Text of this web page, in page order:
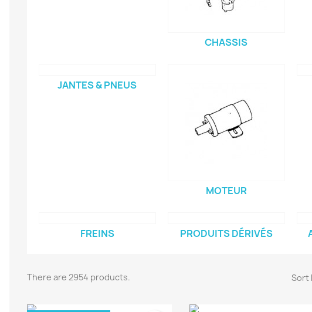
CHASSIS
JANTES & PNEUS
MOTEUR
FREINS PRODUITS DÉRIVÉS
There are 2954 products. Sort